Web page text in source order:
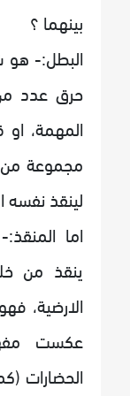
بينهما ؟
البطل:- هو
حرق عدد من
المهمة، او
مجموعة من
لينقذ نفسه
اما
ينقذ من
الارضية،
عكست
الحضارات